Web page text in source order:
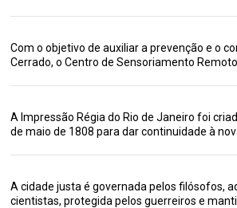
Com o objetivo de auxiliar a prevenção e o
Cerrado, o Centro de Sensoriamento Remoto
A Impressão Régia do Rio de Janeiro foi
de maio de 1808 para dar continuidade à
A cidade justa é governada pelos filósofos,
cientistas, protegida pelos guerreiros e